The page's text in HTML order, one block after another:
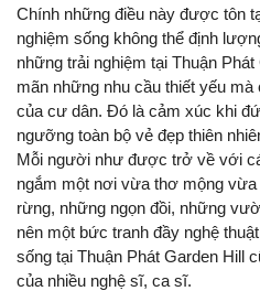
Chính những điều này được tôn
nghiệm sống không thể định
những trải nghiệm tại Thuận
mãn những nhu cầu thiết yếu
của cư dân. Đó là cảm xúc khi
ngưỡng toàn bộ vẻ đẹp thiên
Mỗi người như được trở về với
ngắm một nơi vừa thơ mộng
rừng, những ngọn đồi, những
nên một bức tranh đầy nghệ
sống tại Thuận Phát Garden Hill
của nhiều nghệ sĩ, ca sĩ.